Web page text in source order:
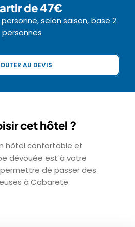
de 47€
selon saison, base 2
personnes
AU DEVIS
cet hôtel ?
hôtel confortable et
dévouée est à votre
de passer des
à Cabarete.